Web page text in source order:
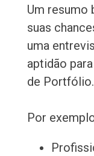
Um resumo
suas
uma
aptidão
de Portfólio.
Por